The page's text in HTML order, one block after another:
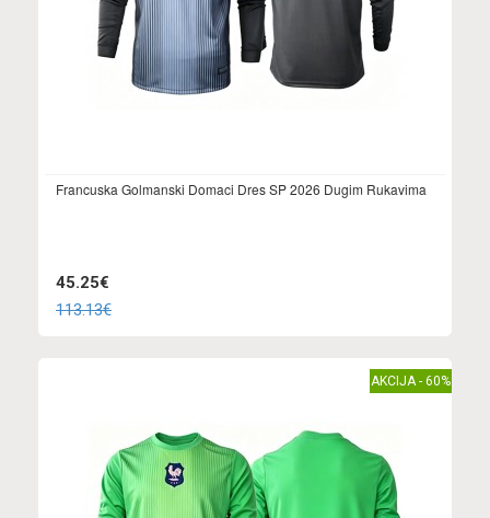
Francuska Golmanski Domaci Dres SP 2026 Dugim Rukavima
45.25€
113.13€
AKCIJA - 60%